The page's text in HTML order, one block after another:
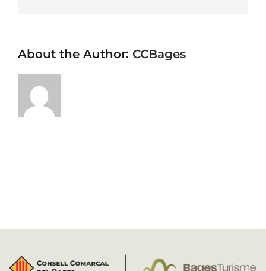
About the Author: CCBages